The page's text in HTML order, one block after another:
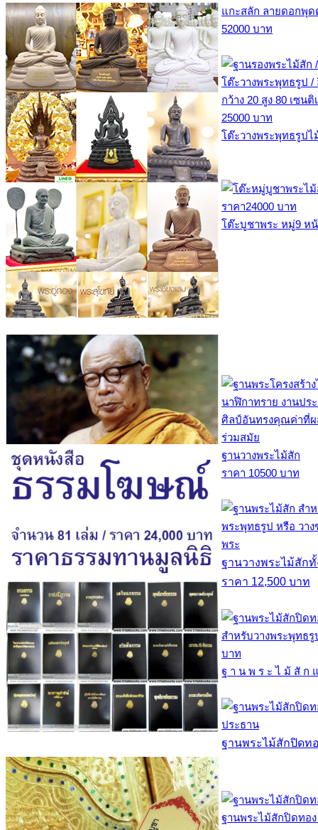
โต๊ะวางพระพุทธรูป
โต๊ะบูชาพระ หมู่9 ห
ฐานวางพระไม้สัก
ราคา 10500 บาท
ฐานวางพระไม้สัก
ราคา 12,500 บาท
ฐ า น พ ร ะ ไ ม้ สั ก
ฐานพระไม้สักปิดท
ฐานพระไม้สักปิดทอง